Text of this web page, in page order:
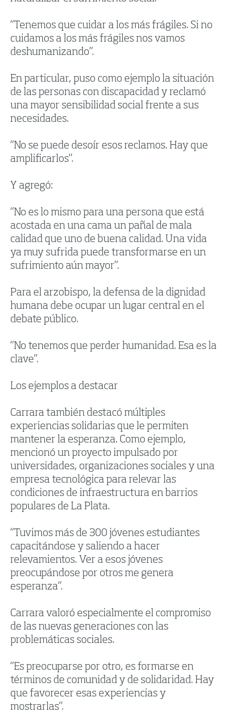
“Tenemos que cuidar a los más frágiles. Si no
cuidamos a los más frágiles nos vamos
deshumanizando”.
En particular, puso como ejemplo la situación
de las personas con discapacidad y reclamó
una mayor sensibilidad social frente a sus
necesidades.
“No se puede desoír esos reclamos. Hay que
amplificarlos”.
Y agregó:
“No es lo mismo para una persona que está
acostada en una cama un pañal de mala
calidad que uno de buena calidad. Una vida
ya muy sufrida puede transformarse en un
sufrimiento aún mayor”.
Para el arzobispo, la defensa de la dignidad
humana debe ocupar un lugar central en el
debate público.
“No tenemos que perder humanidad. Esa es la
clave”.
Los ejemplos a destacar
Carrara también destacó múltiples
experiencias solidarias que le permiten
mantener la esperanza. Como ejemplo,
mencionó un proyecto impulsado por
universidades, organizaciones sociales y una
empresa tecnológica para relevar las
condiciones de infraestructura en barrios
populares de La Plata.
“Tuvimos más de 300 jóvenes estudiantes
capacitándose y saliendo a hacer
relevamientos. Ver a esos jóvenes
preocupándose por otros me genera
esperanza”.
Carrara valoró especialmente el compromiso
de las nuevas generaciones con las
problemáticas sociales.
“Es preocuparse por otro, es formarse en
términos de comunidad y de solidaridad. Hay
que favorecer esas experiencias y
mostrarlas”.